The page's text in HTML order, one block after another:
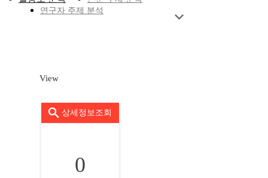
연구자 주제 분석
View
상세정보조회
0